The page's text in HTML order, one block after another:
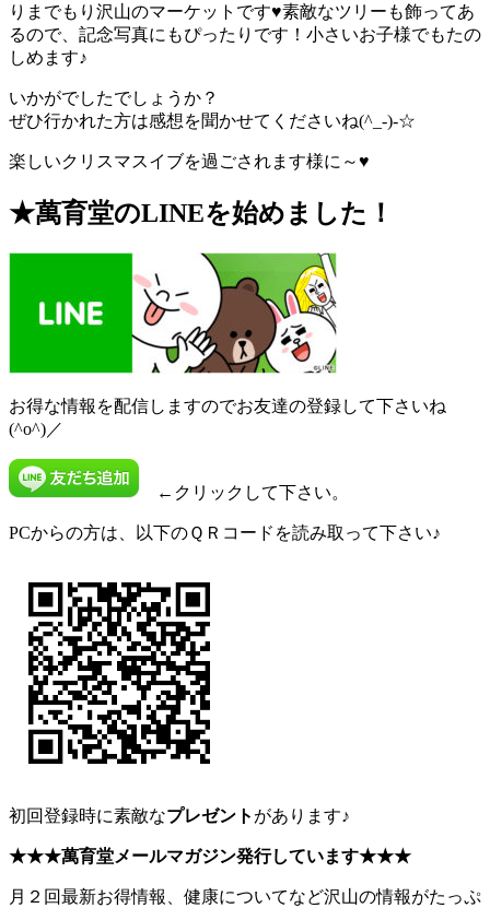
りまでもり沢山のマーケットです♥素敵なツリーも飾ってあ
るので、記念写真にもぴったりです！小さいお子様でもたの
しめます♪
いかがでしたでしょうか？
ぜひ行かれた方は感想を聞かせてくださいね(^_-)-☆
楽しいクリスマスイブを過ごされます様に～♥
★萬育堂のLINEを始めました！
お得な情報を配信しますのでお友達の登録して下さいね
(^o^)／
←クリックして下さい。
PCからの方は、以下のＱＲコードを読み取って下さい♪
初回登録時に素敵なプレゼント があります♪
★★★萬育堂メールマガジン発行しています★★★
月２回最新お得情報、健康についてなど沢山の情報がたっぷ